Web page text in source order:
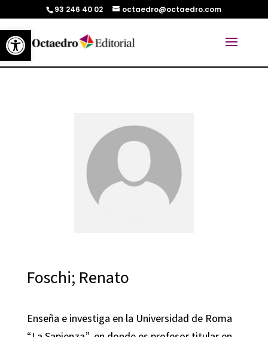
Abrir barra de herramientas
93 246 40 02 octaedro@octaedro.com
Foschi; Renato
Enseña e investiga en la Universidad de Roma